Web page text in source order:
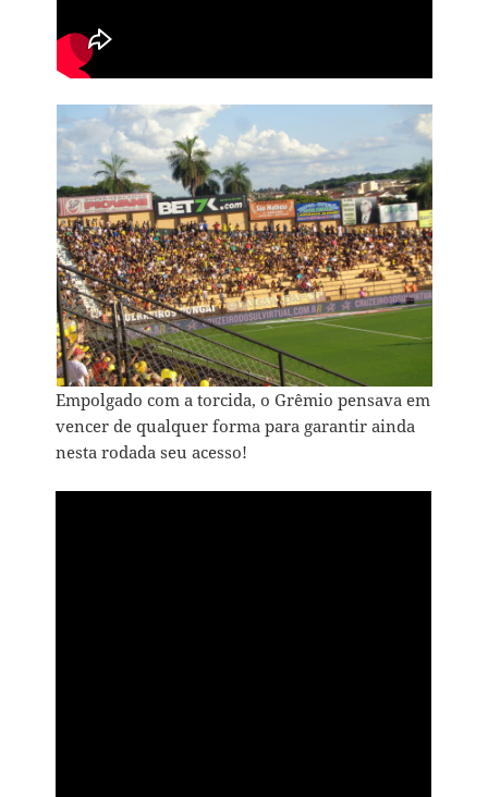
Empolgado com a torcida, o Grêmio pensava em
vencer de qualquer forma para garantir ainda
nesta rodada seu acesso!